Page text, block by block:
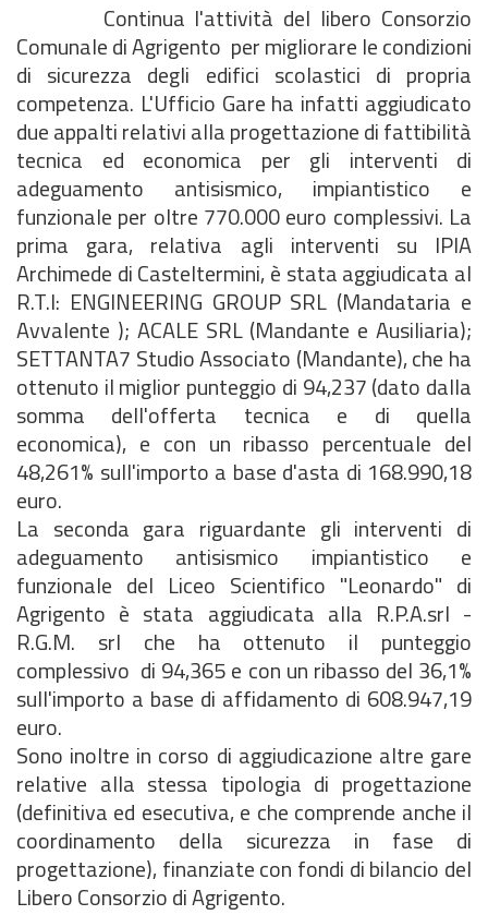
Continua l'attività del libero Consorzio
Comunale di Agrigento per migliorare le condizioni
di sicurezza degli edifici scolastici di propria
competenza. L'Ufficio Gare ha infatti aggiudicato
due appalti relativi alla progettazione di fattibilità
tecnica ed economica per gli interventi di
adeguamento antisismico, impiantistico e
funzionale per oltre 770.000 euro complessivi. La
prima gara, relativa agli interventi su IPIA
Archimede di Casteltermini, è stata aggiudicata al
R.T.I: ENGINEERING GROUP SRL (Mandataria e
Avvalente ); ACALE SRL (Mandante e Ausiliaria);
SETTANTA7 Studio Associato (Mandante), che ha
ottenuto il miglior punteggio di 94,237 (dato dalla
somma dell'offerta tecnica e di quella
economica), e con un ribasso percentuale del
48,261% sull'importo a base d'asta di 168.990,18
euro.
La seconda gara riguardante gli interventi di
adeguamento antisismico impiantistico e
funzionale del Liceo Scientifico "Leonardo" di
Agrigento è stata aggiudicata alla R.P.A.srl -
R.G.M. srl che ha ottenuto il punteggio
complessivo di 94,365 e con un ribasso del 36,1%
sull'importo a base di affidamento di 608.947,19
euro.
Sono inoltre in corso di aggiudicazione altre gare
relative alla stessa tipologia di progettazione
(definitiva ed esecutiva, e che comprende anche il
coordinamento della sicurezza in fase di
progettazione), finanziate con fondi di bilancio del
Libero Consorzio di Agrigento.